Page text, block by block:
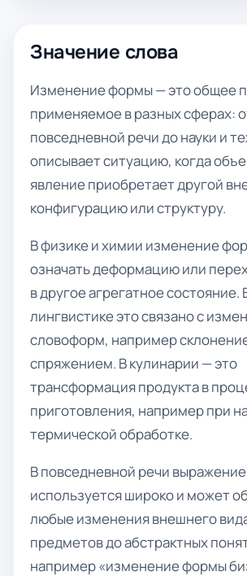
Значение слова
Изменение формы — это общее
применяемое в разных сферах:
повседневной речи до науки и
описывает ситуацию, когда
явление приобретает другой
конфигурацию или структуру.
В физике и химии изменение
означать деформацию или
в другое агрегатное состояние.
лингвистике это связано с
словоформ, например
спряжением. В кулинарии — это
трансформация продукта в
приготовления, например при
термической обработке.
В повседневной речи выражение
используется широко и может
любые изменения внешнего
предметов до абстрактных
например «изменение формы